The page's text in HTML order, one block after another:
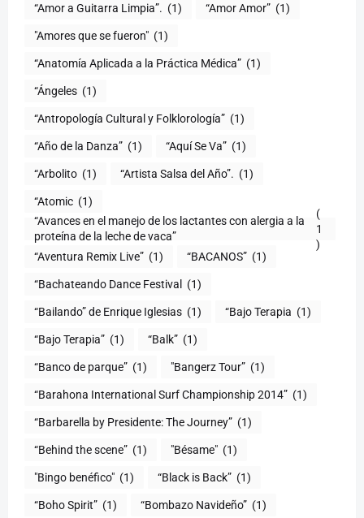
“Amor a Guitarra Limpia”. (1) “Amor Amor” (1)
"Amores que se fueron" (1)
“Anatomía Aplicada a la Práctica Médica” (1)
“Ángeles (1)
“Antropología Cultural y Folklorología” (1)
“Año de la Danza” (1) “Aquí Se Va” (1)
“Arbolito (1) “Artista Salsa del Año”. (1)
“Atomic (1)
“Avances en el manejo de los lactantes con alergia a la
proteína de la leche de vaca”
(
1
)
“Aventura Remix Live” (1) “BACANOS” (1)
“Bachateando Dance Festival (1)
“Bailando” de Enrique Iglesias (1) “Bajo Terapia (1)
“Bajo Terapia” (1) “Balk” (1)
“Banco de parque” (1) "Bangerz Tour” (1)
“Barahona International Surf Championship 2014” (1)
“Barbarella by Presidente: The Journey” (1)
“Behind the scene” (1) "Bésame" (1)
"Bingo benéfico" (1) “Black is Back” (1)
“Boho Spirit” (1) “Bombazo Navideño” (1)